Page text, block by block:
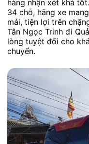
hàng nhận xét khá
34 chỗ, hãng xe
mái, tiện lợi trên
Tân Ngọc Trinh đi
lòng tuyệt đối cho
chuyển.